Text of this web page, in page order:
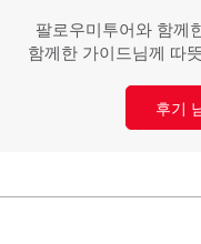
팔로우미투어와 함께
함께한 가이드님께 따
후기